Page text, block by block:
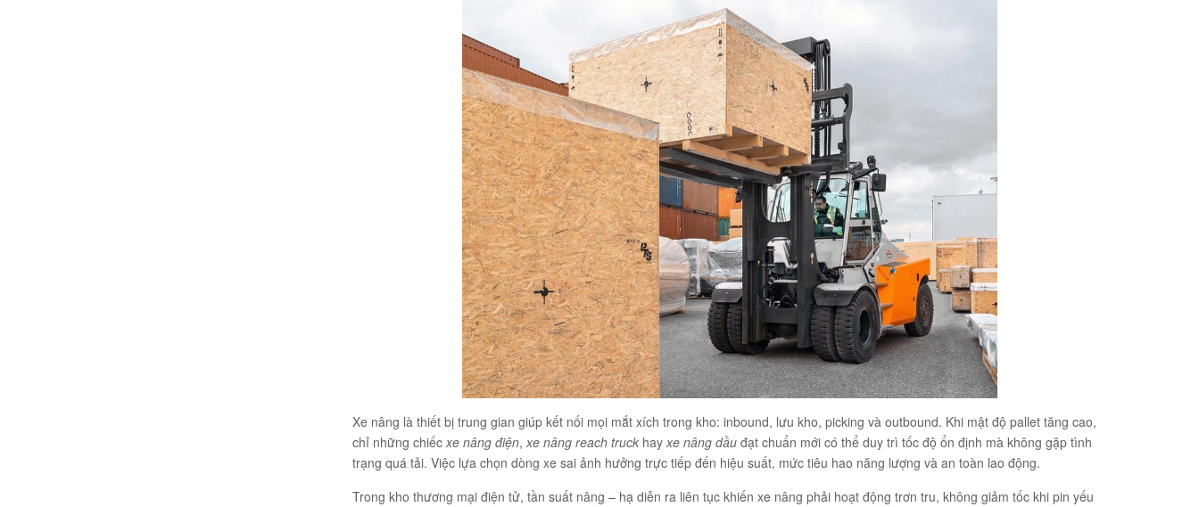
Xe nâng là thiết bị trung gian giúp kết nối mọi mắt xích trong kho: inbound, lưu kho, picking và outbound. Khi mật độ pallet tăng cao,
chỉ những chiếc xe nâng điện, xe nâng reach truckhay xe nâng dầuđạt chuẩn mới có thể duy trì tốc độ ổn định mà không gặp tình
trạng quá tải. Việc lựa chọn dòng xe sai ảnh hưởng trực tiếp đến hiệu suất, mức tiêu hao năng lượng và an toàn lao động.
Trong kho thương mại điện tử, tần suất nâng – hạ diễn ra liên tục khiến xe nâng phải hoạt động trơn tru, không giảm tốc khi pin yếu